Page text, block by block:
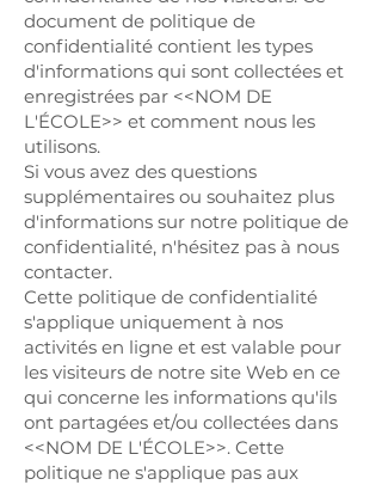
document de politique de
confidentialité contient les types
d'informations qui sont collectées et
enregistrées par <<NOM DE
L'ÉCOLE>> et comment nous les
utilisons.
Si vous avez des questions
supplémentaires ou souhaitez plus
d'informations sur notre politique de
confidentialité, n'hésitez pas à nous
contacter.
Cette politique de confidentialité
s'applique uniquement à nos
activités en ligne et est valable pour
les visiteurs de notre site Web en ce
qui concerne les informations qu'ils
ont partagées et/ou collectées dans
<<NOM DE L'ÉCOLE>>. Cette
politique ne s'applique pas aux